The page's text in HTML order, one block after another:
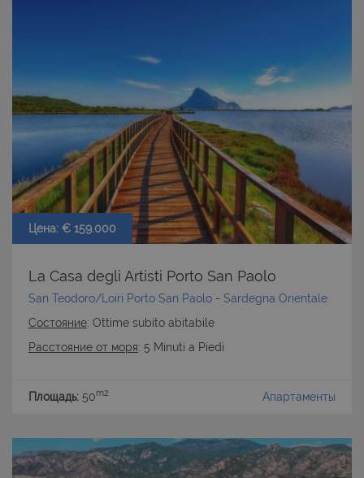
Цена: € 159.000
La Casa degli Artisti Porto San Paolo
San Teodoro/Loiri Porto San Paolo - Sardegna Orientale
Состояние: Ottime subito abitabile
Расстояние от моря: 5 Minuti a Piedi
Площадь: 50m2 Апартаменты